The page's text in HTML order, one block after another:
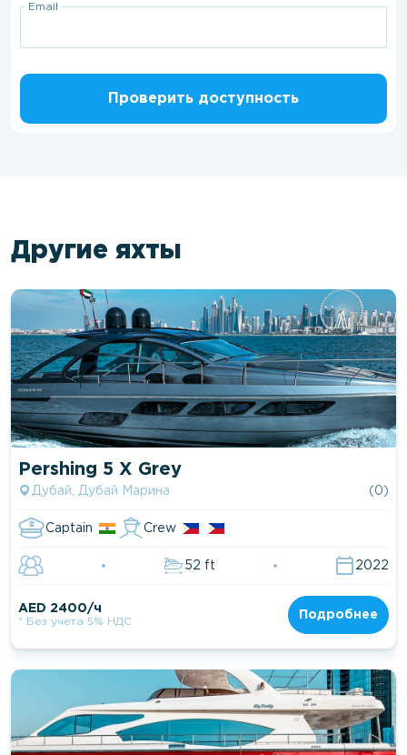
Email
Проверить доступность
Другие яхты
Pershing 5 X Grey
Дубай, Дубай Марина (0)
Captain Crew
52 ft 2022
AED 2400/ч
* Без учета 5% НДС
Подробнее